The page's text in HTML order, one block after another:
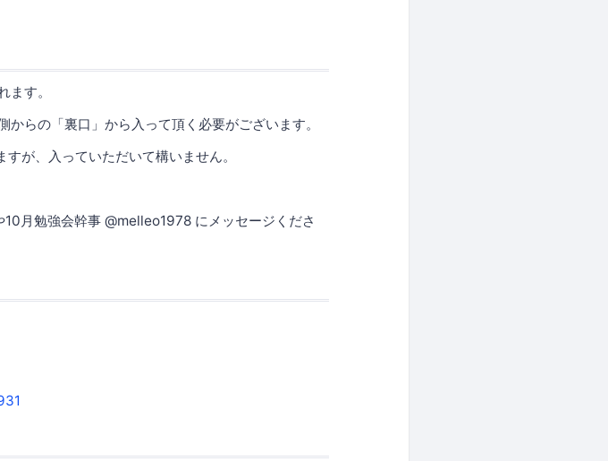
す。
らの「裏口」から入って頂く必要がございます。
が、入っていただいて構いません。
月勉強会幹事 @melleo1978 にメッセージくださ